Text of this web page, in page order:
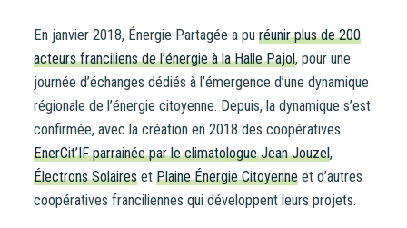
En janvier 2018, Énergie Partagée a pu réunir plus de 200
acteurs franciliens de l’énergie à la Halle Pajol, pour une
journée d’échanges dédiés à l’émergence d’une dynamique
régionale de l’énergie citoyenne. Depuis, la dynamique s’est
confirmée, avec la création en 2018 des coopératives
EnerCit’IF parrainée par le climatologue Jean Jouzel,
Électrons Solaireset Plaine Énergie Citoyenneet d’autres
coopératives franciliennes qui développent leurs projets.